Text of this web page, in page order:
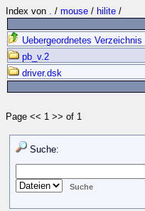
Index von . / mouse / hilite /
Uebergeordnetes Verzeichnis
pb_v.2
driver.dsk
Page << 1 >> of 1
Suche: